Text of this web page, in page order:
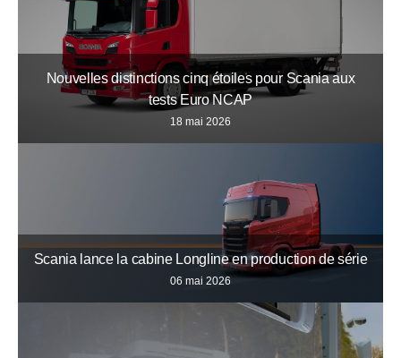
Nouvelles distinctions cinq étoiles pour Scania aux
tests Euro NCAP
18 mai 2026
Scania lance la cabine Longline en production de série
06 mai 2026